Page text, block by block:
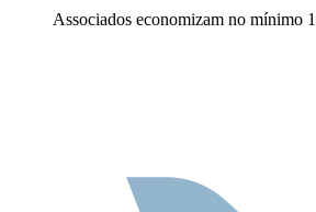
Associados economizam no mínimo